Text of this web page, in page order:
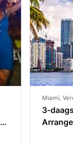
Miami,
3-